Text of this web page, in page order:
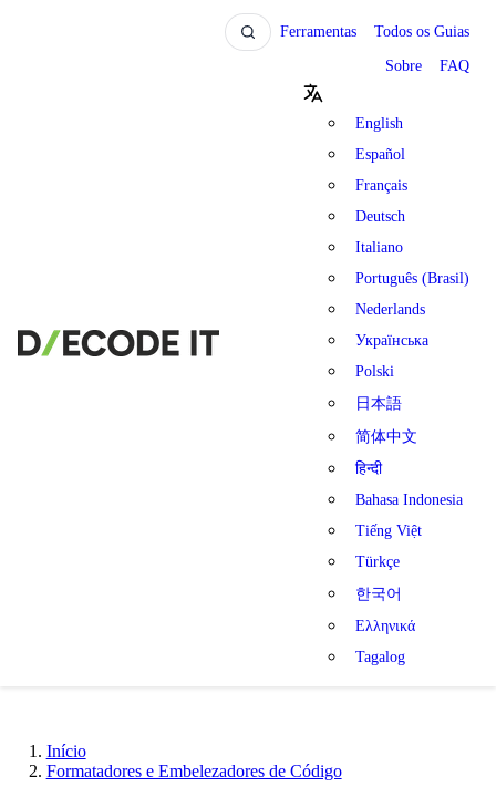
Ferramentas Todos os Guias
Sobre FAQ
English
Español
Français
Deutsch
Italiano
Português (Brasil)
Nederlands
Українська
Polski
日本語
简体中文
हिन्दी
Bahasa Indonesia
Tiếng Việt
Türkçe
한국어
Ελληνικά
Tagalog
Início
Formatadores e Embelezadores de Código